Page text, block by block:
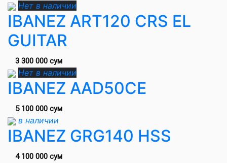
Нет в наличии
IBANEZ ART120 CRS EL
GUITAR
3 300 000 сум
Нет в наличии
IBANEZ AAD50CE
5 100 000 сум
в наличии
IBANEZ GRG140 HSS
4 100 000 сум